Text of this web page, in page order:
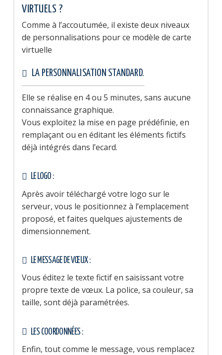
VIRTUELS ?
Comme à l’accoutumée, il existe deux niveaux
de personnalisations pour ce modèle de carte
virtuelle
LA PERSONNALISATION STANDARD.
Elle se réalise en 4 ou 5 minutes, sans aucune
connaissance graphique.
Vous exploitez la mise en page prédéfinie, en
remplaçant ou en éditant les éléments fictifs
déjà intégrés dans l’ecard.
LE LOGO :
Après avoir téléchargé votre logo sur le
serveur, vous le positionnez à l’emplacement
proposé, et faites quelques ajustements de
dimensionnement.
LE MESSAGE DE VŒUX :
Vous éditez le texte fictif en saisissant votre
propre texte de vœux. La police, sa couleur, sa
taille, sont déjà paramétrées.
LES COORDONNÉES :
Enfin, tout comme le message, vous remplacez